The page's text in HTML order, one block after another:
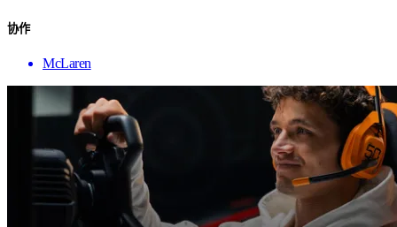
协作
McLaren